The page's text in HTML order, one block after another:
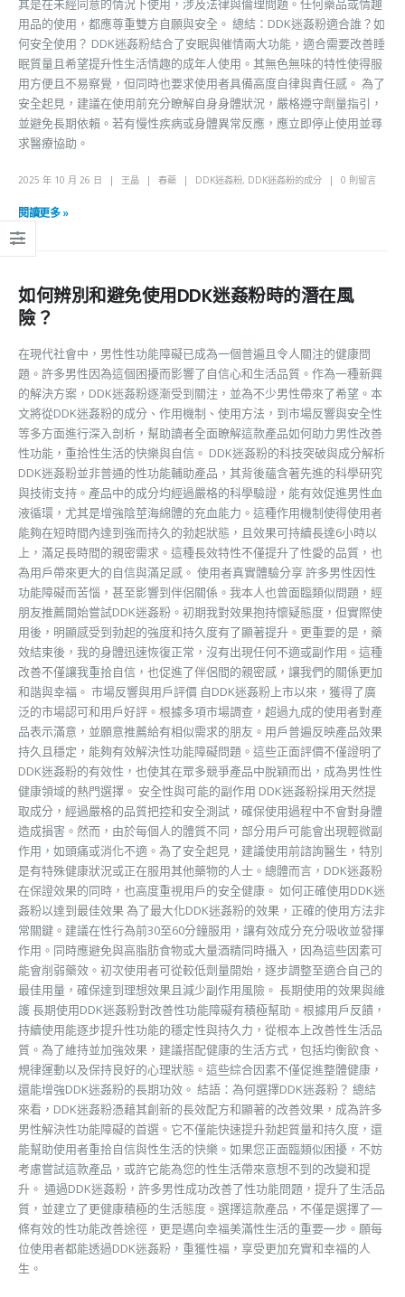
其是在未經同意的情況下使用，涉及法律與倫理問題。任何藥品或情趣
用品的使用，都應尊重雙方自願與安全。 總結：DDK迷姦粉適合誰？如
何安全使用？ DDK迷姦粉結合了安眠與催情兩大功能，適合需要改善睡
眠質量且希望提升性生活情趣的成年人使用。其無色無味的特性使得服
用方便且不易察覺，但同時也要求使用者具備高度自律與責任感。 為了
安全起見，建議在使用前充分瞭解自身身體狀況，嚴格遵守劑量指引，
並避免長期依賴。若有慢性疾病或身體異常反應，應立即停止使用並尋
求醫療協助。
2025 年 10 月 26 日 王晶 春藥 DDK迷姦粉, DDK迷姦粉的成分 0 則留言
閱讀更多 »
如何辨別和避免使用DDK迷姦粉時的潛在風
險？
在現代社會中，男性性功能障礙已成為一個普遍且令人關注的健康問
題。許多男性因為這個困擾而影響了自信心和生活品質。作為一種新興
的解決方案，DDK迷姦粉逐漸受到關注，並為不少男性帶來了希望。本
文將從DDK迷姦粉的成分、作用機制、使用方法，到市場反響與安全性
等多方面進行深入剖析，幫助讀者全面瞭解這款產品如何助力男性改善
性功能，重拾性生活的快樂與自信。 DDK迷姦粉的科技突破與成分解析
DDK迷姦粉並非普通的性功能輔助產品，其背後蘊含著先進的科學研究
與技術支持。產品中的成分均經過嚴格的科學驗證，能有效促進男性血
液循環，尤其是增強陰莖海綿體的充血能力。這種作用機制使得使用者
能夠在短時間內達到強而持久的勃起狀態，且效果可持續長達6小時以
上，滿足長時間的親密需求。這種長效特性不僅提升了性愛的品質，也
為用戶帶來更大的自信與滿足感。 使用者真實體驗分享 許多男性因性
功能障礙而苦惱，甚至影響到伴侶關係。我本人也曾面臨類似問題，經
朋友推薦開始嘗試DDK迷姦粉。初期我對效果抱持懷疑態度，但實際使
用後，明顯感受到勃起的強度和持久度有了顯著提升。更重要的是，藥
效結束後，我的身體迅速恢復正常，沒有出現任何不適或副作用。這種
改善不僅讓我重拾自信，也促進了伴侶間的親密感，讓我們的關係更加
和諧與幸福。 市場反響與用戶評價 自DDK迷姦粉上市以來，獲得了廣
泛的市場認可和用戶好評。根據多項市場調查，超過九成的使用者對產
品表示滿意，並願意推薦給有相似需求的朋友。用戶普遍反映產品效果
持久且穩定，能夠有效解決性功能障礙問題。這些正面評價不僅證明了
DDK迷姦粉的有效性，也使其在眾多競爭產品中脫穎而出，成為男性性
健康領域的熱門選擇。 安全性與可能的副作用 DDK迷姦粉採用天然提
取成分，經過嚴格的品質把控和安全測試，確保使用過程中不會對身體
造成損害。然而，由於每個人的體質不同，部分用戶可能會出現輕微副
作用，如頭痛或消化不適。為了安全起見，建議使用前諮詢醫生，特別
是有特殊健康狀況或正在服用其他藥物的人士。總體而言，DDK迷姦粉
在保證效果的同時，也高度重視用戶的安全健康。 如何正確使用DDK迷
姦粉以達到最佳效果 為了最大化DDK迷姦粉的效果，正確的使用方法非
常關鍵。建議在性行為前30至60分鐘服用，讓有效成分充分吸收並發揮
作用。同時應避免與高脂肪食物或大量酒精同時攝入，因為這些因素可
能會削弱藥效。初次使用者可從較低劑量開始，逐步調整至適合自己的
最佳用量，確保達到理想效果且減少副作用風險。 長期使用的效果與維
護 長期使用DDK迷姦粉對改善性功能障礙有積極幫助。根據用戶反饋，
持續使用能逐步提升性功能的穩定性與持久力，從根本上改善性生活品
質。為了維持並加強效果，建議搭配健康的生活方式，包括均衡飲食、
規律運動以及保持良好的心理狀態。這些綜合因素不僅促進整體健康，
還能增強DDK迷姦粉的長期功效。 結語：為何選擇DDK迷姦粉？ 總結
來看，DDK迷姦粉憑藉其創新的長效配方和顯著的改善效果，成為許多
男性解決性功能障礙的首選。它不僅能快速提升勃起質量和持久度，還
能幫助使用者重拾自信與性生活的快樂。如果您正面臨類似困擾，不妨
考慮嘗試這款產品，或許它能為您的性生活帶來意想不到的改變和提
升。 通過DDK迷姦粉，許多男性成功改善了性功能問題，提升了生活品
質，並建立了更健康積極的生活態度。選擇這款產品，不僅是選擇了一
條有效的性功能改善途徑，更是邁向幸福美滿性生活的重要一步。願每
位使用者都能透過DDK迷姦粉，重獲性福，享受更加充實和幸福的人
生。